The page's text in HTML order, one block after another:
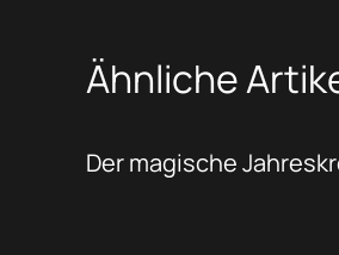
Ähnliche
Der magische